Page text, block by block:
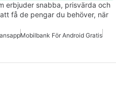
erbjuder snabba, prisvärda och
få de pengar du behöver, när
Mobilbank För Android Gratis